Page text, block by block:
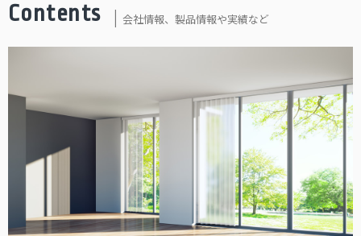
Contents 会社情報、製品情報や実績など